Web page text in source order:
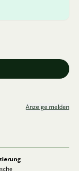
Anzeige melden